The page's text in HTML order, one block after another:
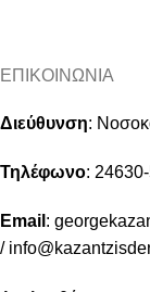
ΕΠΙΚΟΙΝΩΝΙΑ
Διεύθυνση:
Τηλέφωνο:
Email :
/